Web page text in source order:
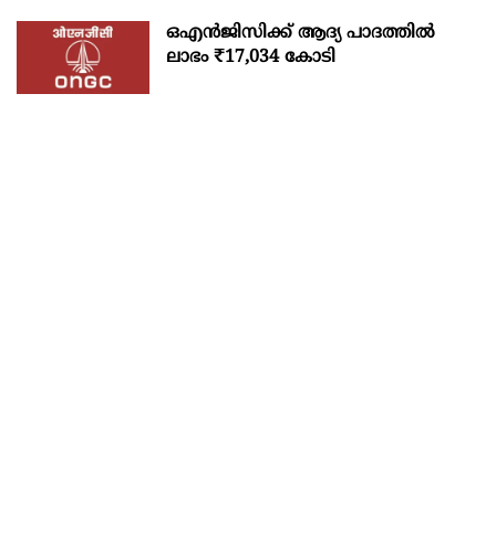
ഒഎന്‍ജിസിക്ക് ആദ്യ പാദത്തില്‍
ലാഭം ₹17,034 കോടി